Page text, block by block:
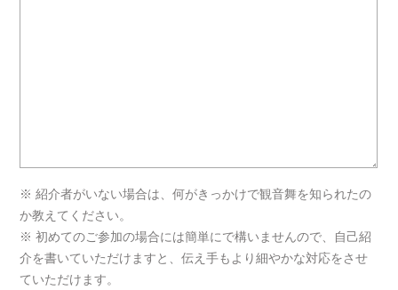
※ 紹介者がいない場合は、何がきっかけで観音舞を知られたの
か教えてください。
※ 初めてのご参加の場合には簡単にで構いませんので、自己紹
介を書いていただけますと、伝え手もより細やかな対応をさせ
ていただけます。